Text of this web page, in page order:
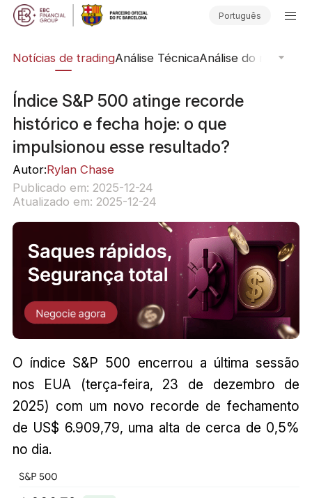
Português
Notícias de tradingAnálise TécnicaAnálise do mercado
Índice S&P 500 atinge recorde
histórico e fecha hoje: o que
impulsionou esse resultado?
Autor:Rylan Chase
Publicado em: 2025-12-24
Atualizado em: 2025-12-24
O índice S&P 500 encerrou a última sessão
nos EUA (terça-feira, 23 de dezembro de
2025) com um novo recorde de fechamento
de US$ 6.909,79, uma alta de cerca de 0,5%
no dia.